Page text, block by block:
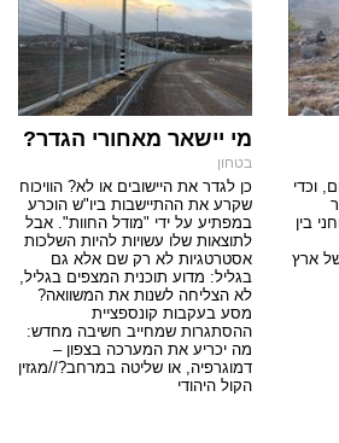
וכדי
בין
ארץ
מי יישאר מאחורי הגדר?
בטחון
כן לגדר את היישובים או לא? הוויכוח
שקרע את ההתיישבות ביו"ש הוכרע
במפתיע על ידי "מודל החוות". אבל
לתוצאות שלו עשויות להיות השלכות
אסטרטגיות לא רק שם אלא גם
בגליל: מדוע תוכנית המצפים בגליל,
לא הצליחה לשנות את המשוואה?
מסע בעקבות קונספציית
ההסתגרות שמחייב חשיבה מחדש:
מה יכריע את המערכה בצפון –
דמוגרפיה, או שליטה במרחב?//מגזין
הקול היהודי